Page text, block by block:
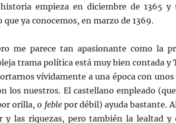
empieza en diciembre de 1365
que ya conocemos, en marzo de 1369.
me parece tan apasionante como la
trama política está muy bien contada y
vívidamente a una época con
los nuestros. El castellano empleado
orilla, o feblepor débil) ayuda bastante.
y las riquezas, pero también la lealtad